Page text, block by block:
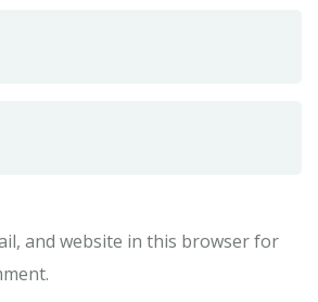
and website in this browser for